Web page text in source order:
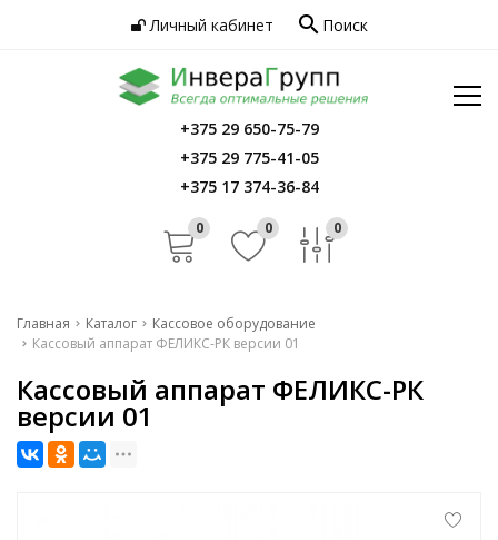
Личный кабинет search Поиск
Главная
Каталог
Услуги
Сервис
Контакты
+375 29 650-75-79
+375 29 775-41-05
+375 17 374-36-84
0 0 0
Главная Каталог
Кассовое оборудование
Кассовый аппарат ФЕЛИКС-РК версии 01
Кассовый аппарат ФЕЛИКС-РК
версии 01
Услуги
Сервис
Инфо
Контакты